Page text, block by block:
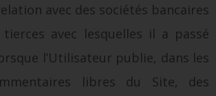
avec des sociétés bancaires
avec lesquelles il a passé
l’Utilisateur publie, dans les
libres du Site, des